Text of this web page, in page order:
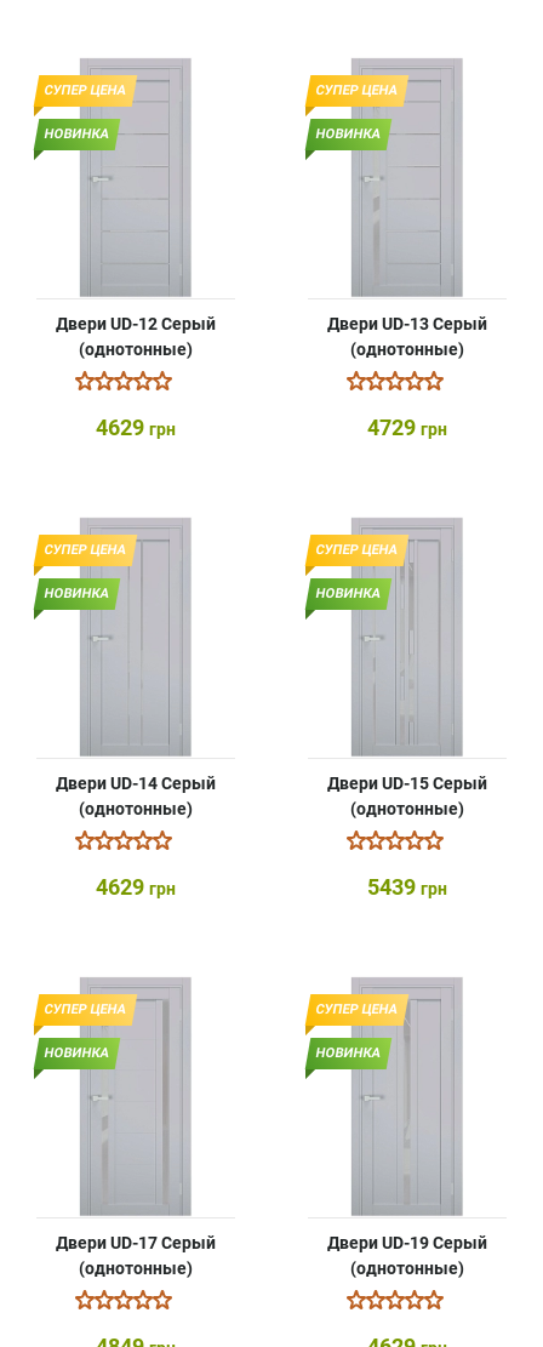
СУПЕР ЦЕНА
НОВИНКА
Двери UD-12 Серый
(однотонные)
4629 грн
СУПЕР ЦЕНА
НОВИНКА
Двери UD-13 Серый
(однотонные)
4729 грн
СУПЕР ЦЕНА
НОВИНКА
Двери UD-14 Серый
(однотонные)
4629 грн
СУПЕР ЦЕНА
НОВИНКА
Двери UD-15 Серый
(однотонные)
5439 грн
СУПЕР ЦЕНА
НОВИНКА
Двери UD-17 Серый
(однотонные)
СУПЕР ЦЕНА
НОВИНКА
Двери UD-19 Серый
(однотонные)